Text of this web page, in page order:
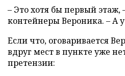
– Это хотя бы первый этаж,
контейнеры Вероника. – А
Если что, оговаривается
вдруг мест в пункте уже
претензии: